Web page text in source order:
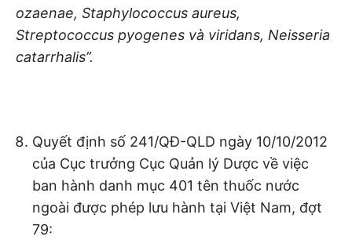
ozaenae, Staphylococcus aureus,
Streptococcus pyogenes và viridans, Neisseria
catarrhalis”.
Quyết định số 241/QĐ-QLD ngày 10/10/2012
của Cục trưởng Cục Quản lý Dược về việc
ban hành danh mục 401 tên thuốc nước
ngoài được phép lưu hành tại Việt Nam, đợt
79: